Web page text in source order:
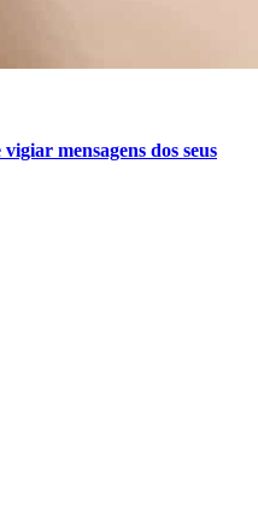
mensagens dos seus